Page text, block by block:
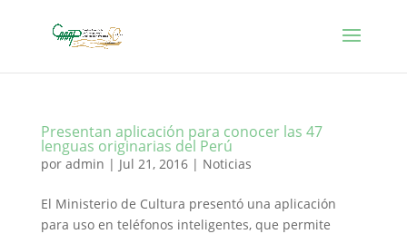
Presentan aplicación para conocer las 47
lenguas originarias del Perú
por admin | Jul 21, 2016| Noticias
El Ministerio de Cultura presentó una aplicación
para uso en teléfonos inteligentes, que permite